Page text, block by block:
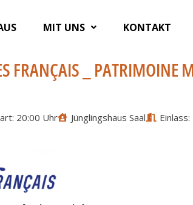
MIT UNS KONTAKT
FRANÇAIS _ PATRIMOINE
20:00 Uhr Jünglingshaus Saal